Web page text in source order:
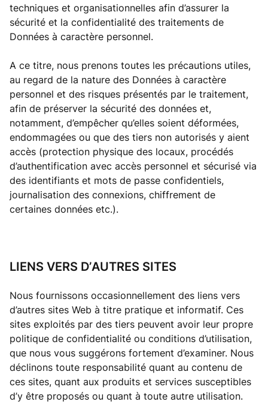
techniques et organisationnelles afin d’assurer la
sécurité et la confidentialité des traitements de
Données à caractère personnel.
A ce titre, nous prenons toutes les précautions utiles,
au regard de la nature des Données à caractère
personnel et des risques présentés par le traitement,
afin de préserver la sécurité des données et,
notamment, d’empêcher qu’elles soient déformées,
endommagées ou que des tiers non autorisés y aient
accès (protection physique des locaux, procédés
d’authentification avec accès personnel et sécurisé via
des identifiants et mots de passe confidentiels,
journalisation des connexions, chiffrement de
certaines données etc.).
LIENS VERS D’AUTRES SITES
Nous fournissons occasionnellement des liens vers
d’autres sites Web à titre pratique et informatif. Ces
sites exploités par des tiers peuvent avoir leur propre
politique de confidentialité ou conditions d’utilisation,
que nous vous suggérons fortement d’examiner. Nous
déclinons toute responsabilité quant au contenu de
ces sites, quant aux produits et services susceptibles
d’y être proposés ou quant à toute autre utilisation.